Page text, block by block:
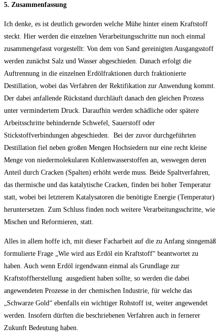
5. Zusammenfassung
Ich denke, es ist deutlich geworden welche Mühe hinter einem Kraftstoff
steckt. Hier werden die einzelnen Verarbeitungsschritte nun noch einmal
zusammengefasst vorgestellt: Von dem von Sand gereinigten Ausgangsstoff
werden zunächst Salz und Wasser abgeschieden. Danach erfolgt die
Auftrennung in die einzelnen Erdölfraktionen durch fraktionierte
Destillation, wobei das Verfahren der Rektifikation zur Anwendung kommt.
Der dabei anfallende Rückstand durchläuft danach den gleichen Prozess
unter vermindertem Druck. Daraufhin werden schädliche oder spätere
Arbeitsschritte behindernde Schwefel, Sauerstoff oder
Stickstoffverbindungen abgeschieden. Bei der zuvor durchgeführten
Destillation fiel neben großen Mengen Hochsiedern nur eine recht kleine
Menge von niedermolekularen Kohlenwasserstoffen an, weswegen deren
Anteil durch Cracken (Spalten) erhöht werde muss. Beide Spaltverfahren,
das thermische und das katalytische Cracken, finden bei hoher Temperatur
statt, wobei bei letzterem Katalysatoren die benötigte Energie (Temperatur)
heruntersetzen. Zum Schluss finden noch weitere Verarbeitungsschritte, wie
Mischen und Reformieren, statt.
Alles in allem hoffe ich, mit dieser Facharbeit auf die zu Anfang sinngemäß
formulierte Frage „Wie wird aus Erdöl ein Kraftstoff“ beantwortet zu
haben. Auch wenn Erdöl irgendwann einmal als Grundlage zur
Kraftstoffherstellung ausgedient haben sollte, so werden die dabei
angewendeten Prozesse in der chemischen Industrie, für welche das
„Schwarze Gold“ ebenfalls ein wichtiger Rohstoff ist, weiter angewendet
werden. Insofern dürften die beschriebenen Verfahren auch in fernerer
Zukunft Bedeutung haben.